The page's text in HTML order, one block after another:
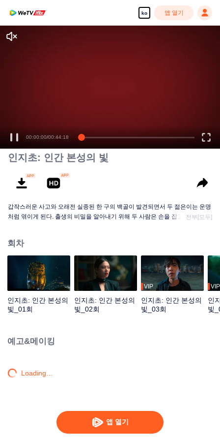
ko 앱 열기
앱 열기
00:00:00/00:44:18
인지초: 인간 본성의 빛
갑작스러운 사고와 오래전 실종된 한 구의 백골이 발견되면서 두 젊은이는 운명
처럼 엮이게 된다. 출생의 비밀을 알아내기 위해 두 사람은 손을 잡고 경찰과 협
전부[모두]
회차
인지초: 인간 본성의
빛_01회
인지초: 인간 본성의
빛_02회
VIP
인지초: 인간 본성의
빛_03회
VIP
인
빛
예고&메이킹
Loading…